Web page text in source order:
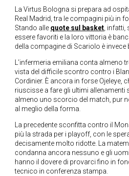
La Virtus Bologna si prepara ad
Real Madrid, tra le compagini più in
Stando alle quote sul basket, infatti,
essere favoriti e la loro vittoria è
della compagine di Scariolo è invece
L’infermeria emiliana conta almeno
vista del difficile scontro contro i
Cordinier. È ancora in forse Ojeleye,
riuscisse a fare gli ultimi allenamenti
almeno uno scorcio del match, pur
al meglio della forma.
La precedente sconfitta contro il
più la strada per i playoff, con le
decisamente molto ridotte. La
condanna ancora nessuno e gli
hanno il dovere di provarci fino in
tecnico in conferenza stampa.